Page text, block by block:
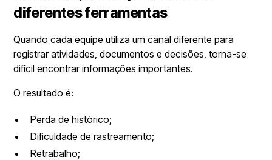
diferentes ferramentas
Quando cada equipe utiliza um canal diferente para
registrar atividades, documentos e decisões, torna-se
difícil encontrar informações importantes.
O resultado é:
Perda de histórico;
Dificuldade de rastreamento;
Retrabalho;